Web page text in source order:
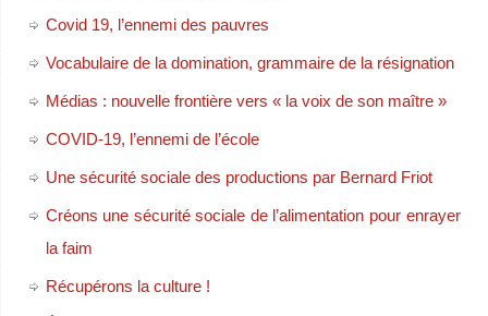
Covid 19, l’ennemi des pauvres
Vocabulaire de la domination, grammaire de la résignation
Médias : nouvelle frontière vers « la voix de son maître »
COVID-19, l’ennemi de l’école
Une sécurité sociale des productions par Bernard Friot
Créons une sécurité sociale de l’alimentation pour enrayer
la faim
Récupérons la culture !